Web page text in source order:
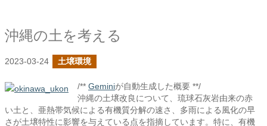
沖縄の土を考える
2023-03-24 土壌環境
/** Geminiが自動生成した概要 **/
沖縄の土壌改良について、琉球石灰岩由来の赤
い土と、亜熱帯気候による有機質分解の速さ、多雨による風化の早
さが土壌特性に影響を与えている点を指摘しています。特に、有機